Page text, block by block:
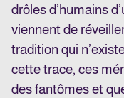
drôles d’humains
viennent de
tradition qui
cette trace, ces
des fantômes et